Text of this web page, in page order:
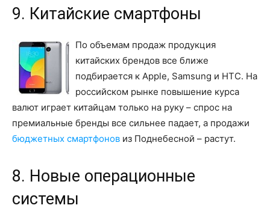
9. Китайские смартфоны
По объемам продаж продукция
китайских брендов все ближе
подбирается к Apple, Samsung и HTC. На
российском рынке повышение курса
валют играет китайцам только на руку – спрос на
премиальные бренды все сильнее падает, а продажи
бюджетных смартфонов из Поднебесной – растут.
8. Новые операционные
системы